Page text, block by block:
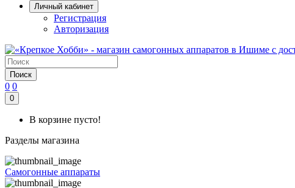
Личный кабинет
Регистрация
Авторизация
Поиск
0 0
0
В корзине пусто!
Разделы магазина
Самогонные аппараты